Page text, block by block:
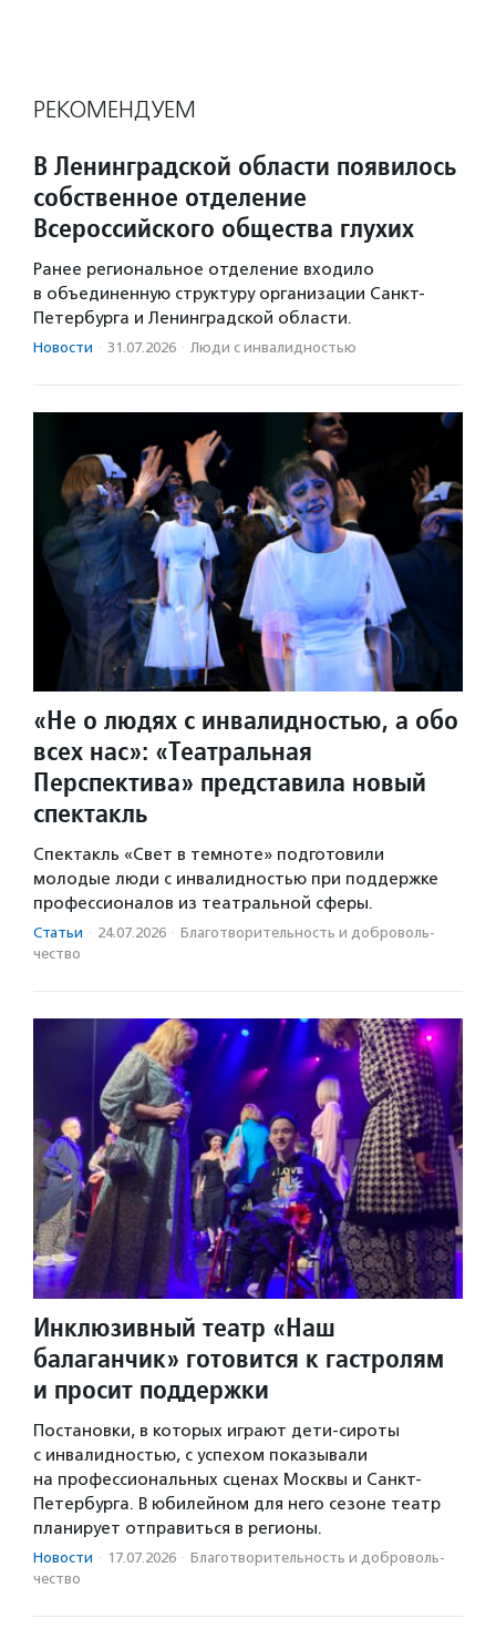
РЕКОМЕНДУЕМ
В Ленинградской области появилось
собственное отделение
Всероссийского общества глухих
Ранее региональное отделение входило
в объединенную структуру организации Санкт-
Петербурга и Ленинградской области.
Новости · 31.07.2026 · Люди с инвалидностью
«Не о людях с инвалидностью, а обо
всех нас»: «Театральная
Перспектива» представила новый
спектакль
Спектакль «Свет в темноте» подготовили
молодые люди с инвалидностью при поддержке
профессионалов из театральной сферы.
Статьи · 24.07.2026 · Благотвори­тель­ность и доброволь­
чест­во
Инклюзивный театр «Наш
балаганчик» готовится к гастролям
и просит поддержки
Постановки, в которых играют дети-сироты
с инвалидностью, с успехом показывали
на профессиональных сценах Москвы и Санкт-
Петербурга. В юбилейном для него сезоне театр
планирует отправиться в регионы.
Новости · 17.07.2026 · Благотвори­тель­ность и доброволь­
чест­во